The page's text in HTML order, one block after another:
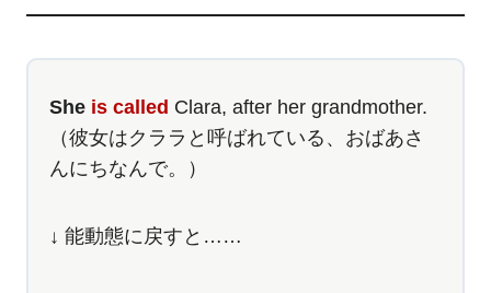
She is called Clara, after her grandmother.
（彼女はクララと呼ばれている、おばあさ
んにちなんで。）
↓ 能動態に戻すと……